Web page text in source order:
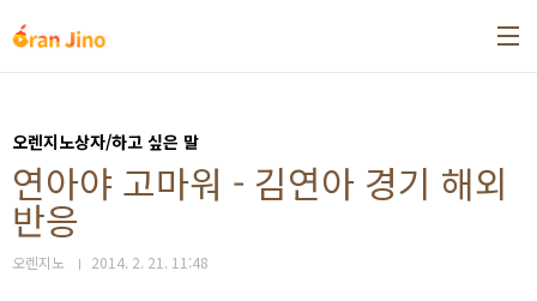
오렌지노상자/하고 싶은 말
연아야 고마워 - 김연아 경기 해외
반응
오렌지노 2014. 2. 21. 11:48